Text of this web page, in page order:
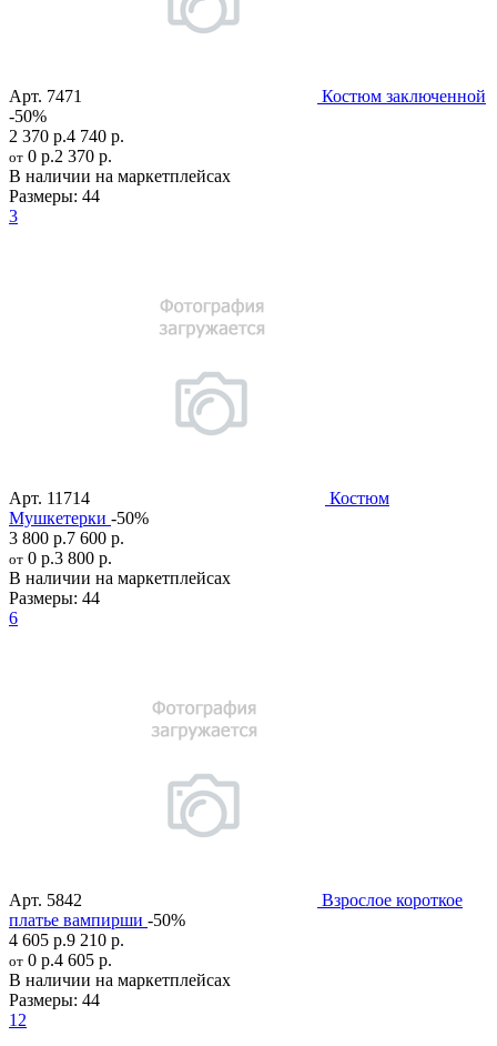
Арт. 7471
Костюм заключенной
-50%
2 370 р.4 740 р.
от 0 р.2 370 р.
В наличии на маркетплейсах
Размеры: 44
3
Арт. 11714
Костюм
Мушкетерки -50%
3 800 р.7 600 р.
от 0 р.3 800 р.
В наличии на маркетплейсах
Размеры: 44
6
Арт. 5842
Взрослое короткое
платье вампирши -50%
4 605 р.9 210 р.
от 0 р.4 605 р.
В наличии на маркетплейсах
Размеры: 44
12